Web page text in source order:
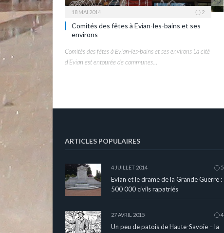
18 MAI 2014 2
Comités des fêtes à Evian-les-bains et ses
environs
Comités des fêtes à Evian-les-bains et ses environs La cité
d’Evian est entourée de communes…
ARTICLES POPULAIRES
4 JUILLET 2014 5
Evian et le drame de la Grande Guerre :
500 000 civils rapatriés
27 AVRIL 2015 4
Un peu de patois de Haute-Savoie – la